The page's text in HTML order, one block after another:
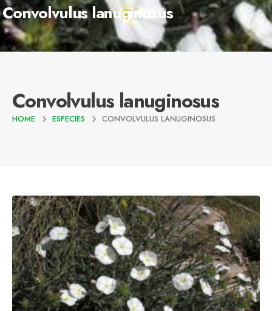
Convolvulus lanuginosus
Convolvulus lanuginosus
HOME ESPECIES CONVOLVULUS LANUGINOSUS